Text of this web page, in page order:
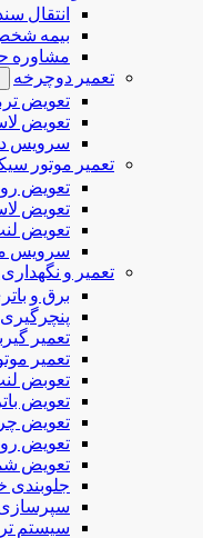
انتقال
بیمه
مشاوره
تعمیر دوچرخه
تعویض
تعویض
سرویس
تعمیر موتور
تعویض
تعویض
تعویض
سرویس
تعمیر و
برق و
تعمیر
تعمیر
تعوبض
تعویض
تعویض
تعویض
تعویض
جلوبندی
سپرسازی
سیستم